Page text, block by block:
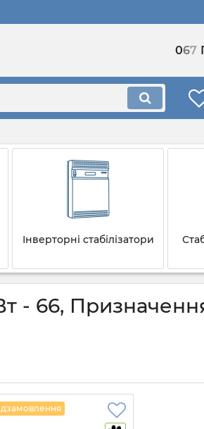
067
Інверторні стабілізатори
- 66,